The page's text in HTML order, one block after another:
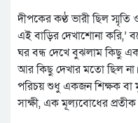
দীপকের কণ্ঠ ভারী ছিল
এই বাড়ির দেখাশোনা
ঘর বন্ধ দেখে বুঝলাম কিছু
আর কিছু দেখার মতো ছিল
পরিচয় শুধু একজন শিক্ষক বা
সাক্ষী, এক মূল্যবোধের